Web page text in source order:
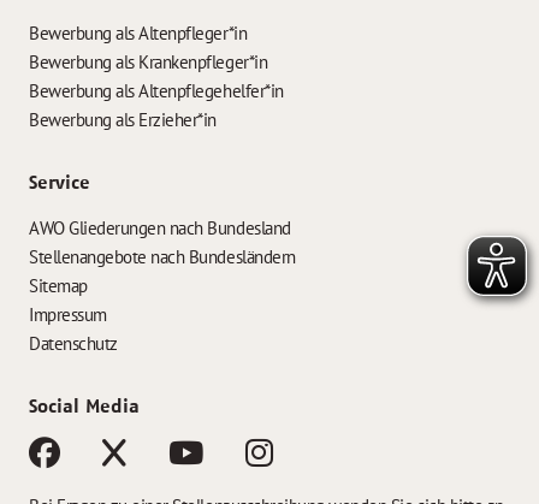
Bewerbung als Altenpfleger*in
Bewerbung als Krankenpfleger*in
Bewerbung als Altenpflegehelfer*in
Bewerbung als Erzieher*in
Service
AWO Gliederungen nach Bundesland
Stellenangebote nach Bundesländern
Sitemap
Impressum
Datenschutz
Social Media